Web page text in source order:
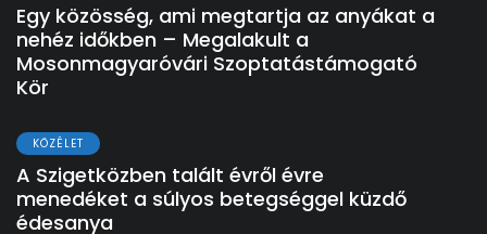
Egy közösség, ami megtartja az anyákat a
nehéz időkben – Megalakult a
Mosonmagyaróvári Szoptatástámogató
Kör
KÖZÉLET
A Szigetközben talált évről évre
menedéket a súlyos betegséggel küzdő
édesanya